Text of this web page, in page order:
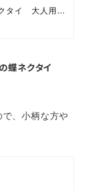
蝶ネクタイ
、小柄な方や